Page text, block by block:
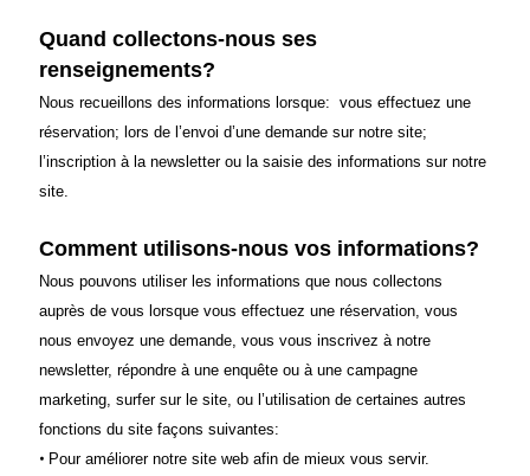
Quand collectons-nous ses
renseignements?
Nous recueillons des informations lorsque: vous effectuez une
réservation; lors de l’envoi d’une demande sur notre site;
l’inscription à la newsletter ou la saisie des informations sur notre
site.
Comment utilisons-nous vos informations?
Nous pouvons utiliser les informations que nous collectons
auprès de vous lorsque vous effectuez une réservation, vous
nous envoyez une demande, vous vous inscrivez à notre
newsletter, répondre à une enquête ou à une campagne
marketing, surfer sur le site, ou l’utilisation de certaines autres
fonctions du site façons suivantes:
• Pour améliorer notre site web afin de mieux vous servir.